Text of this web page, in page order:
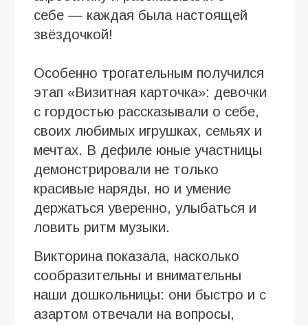
себе — каждая была настоящей
звёздочкой!
Особенно трогательным получился
этап «Визитная карточка»: девочки
с гордостью рассказывали о себе,
своих любимых игрушках, семьях и
мечтах. В дефиле юные участницы
демонстрировали не только
красивые наряды, но и умение
держаться уверенно, улыбаться и
ловить ритм музыки.
Викторина показала, насколько
сообразительны и внимательны
наши дошкольницы: они быстро и с
азартом отвечали на вопросы,